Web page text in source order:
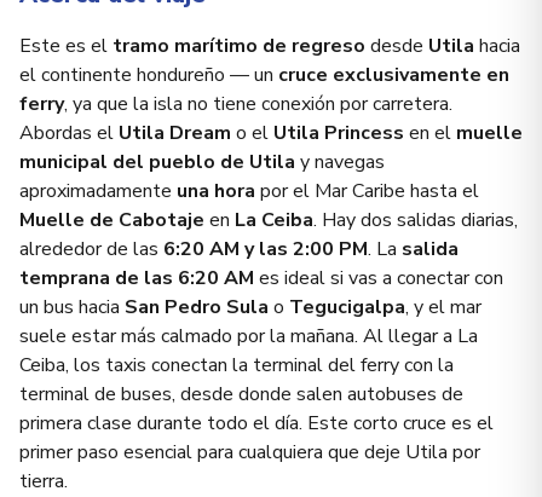
Este es el tramo marítimo de regreso desde Utila hacia
el continente hondureño — un cruce exclusivamente en
ferry, ya que la isla no tiene conexión por carretera.
Abordas el Utila Dream o el Utila Princess en el muelle
municipal del pueblo de Utila y navegas
aproximadamente una hora por el Mar Caribe hasta el
Muelle de Cabotaje en La Ceiba. Hay dos salidas diarias,
alrededor de las 6:20 AM y las 2:00 PM. La salida
temprana de las 6:20 AM es ideal si vas a conectar con
un bus hacia San Pedro Sula o Tegucigalpa, y el mar
suele estar más calmado por la mañana. Al llegar a La
Ceiba, los taxis conectan la terminal del ferry con la
terminal de buses, desde donde salen autobuses de
primera clase durante todo el día. Este corto cruce es el
primer paso esencial para cualquiera que deje Utila por
tierra.